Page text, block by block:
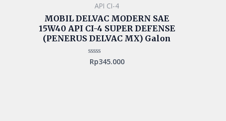
API CI-4
MOBIL DELVAC MODERN SAE
15W40 API CI-4 SUPER DEFENSE
(PENERUS DELVAC MX) Galon
Rated
Rp345.000